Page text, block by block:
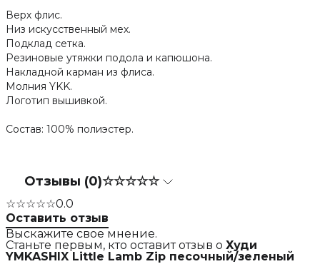
Верх флис.
Низ искусственный мех.
Подклад сетка.
Резиновые утяжки подола и капюшона.
Накладной карман из флиса.
Молния YKK.
Логотип вышивкой.
Состав: 100% полиэстер.
Отзывы (0)☆☆☆☆☆
☆☆☆☆☆0.0
Оставить отзыв
Выскажите свое мнение.
Станьте первым, кто оставит отзыв о Худи
YMKASHIX Little Lamb Zip песочный/зеленый